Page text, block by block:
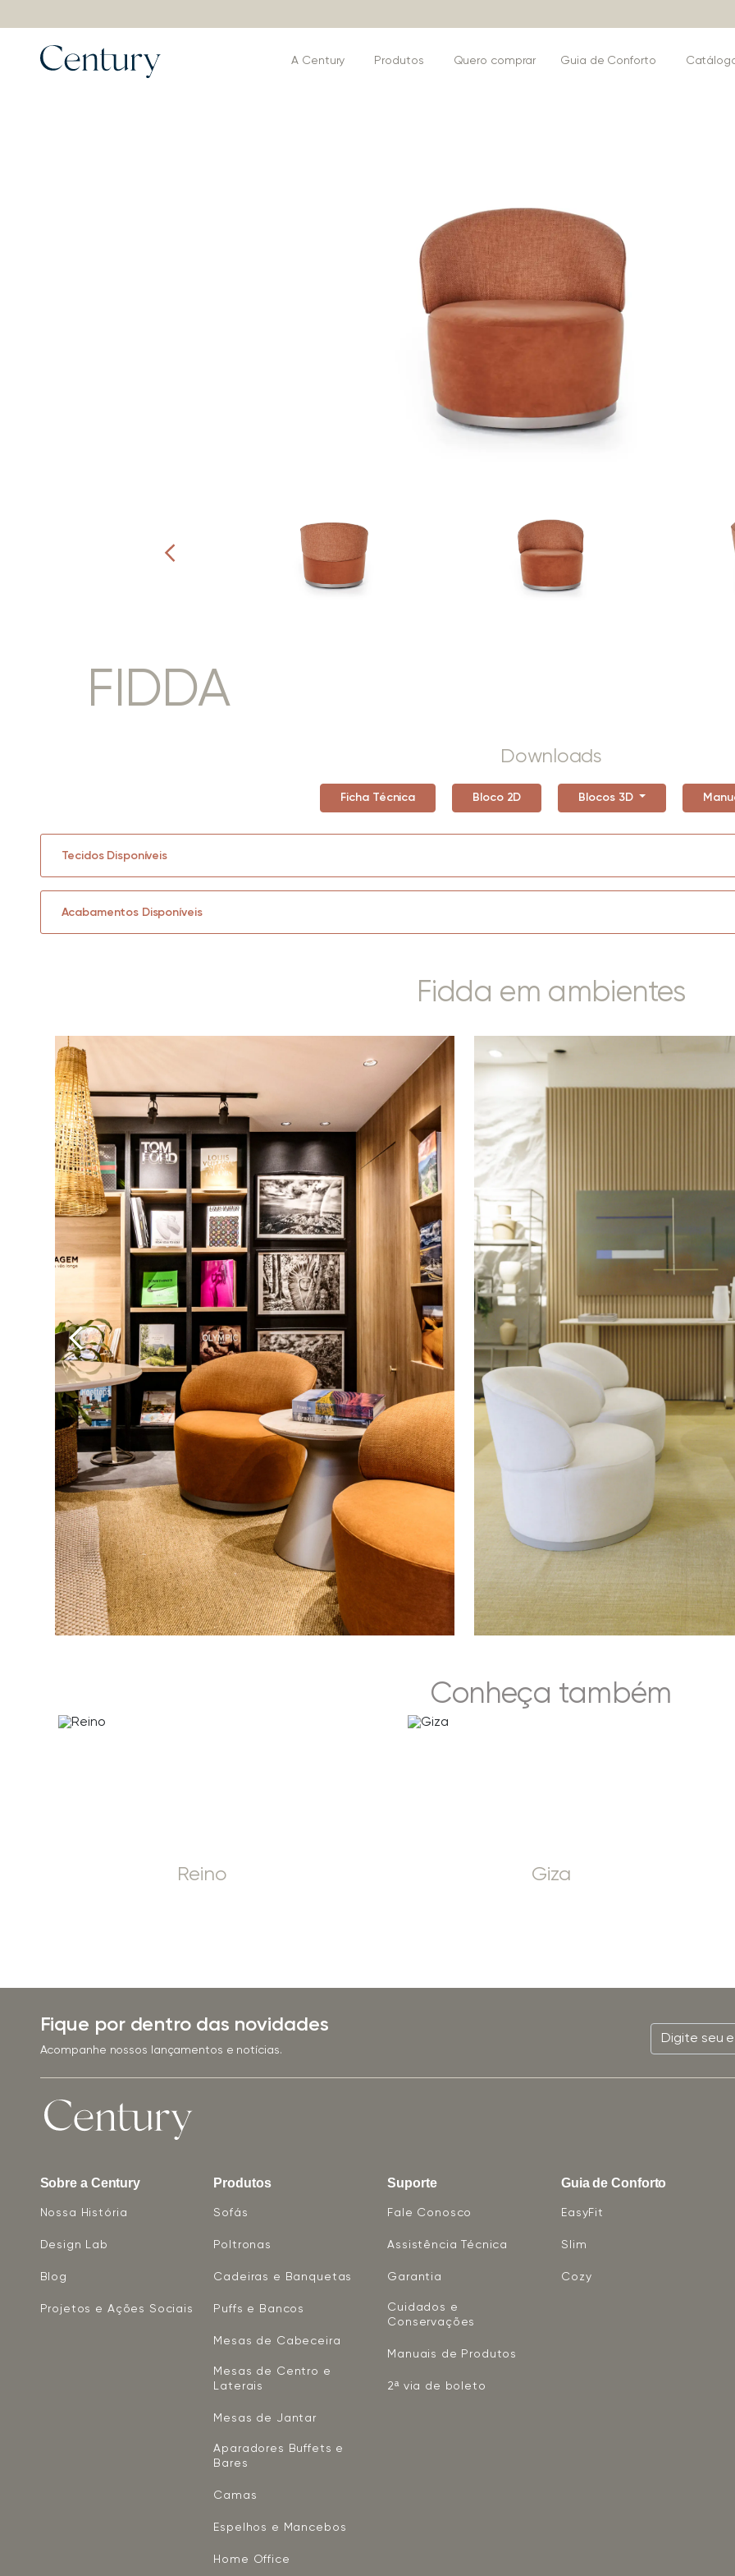
A Century Produtos Quero comprar Guia de Conforto
FIDDA
Downloads
Ficha Técnica Bloco 2D Blocos 3D
Tecidos Disponíveis
Acabamentos Disponíveis
Fidda em ambientes
Conheça também
Reino Giza
Fique por dentro das novidades
Acompanhe nossos lançamentos e notícias.
Sobre a Century
Nossa História
Design Lab
Blog
Projetos e Ações Sociais
Produtos
Sofás
Poltronas
Cadeiras e Banquetas
Puffs e Bancos
Mesas de Cabeceira
Mesas de Centro e
Laterais
Mesas de Jantar
Aparadores Buffets e
Bares
Camas
Espelhos e Mancebos
Home Office
Suporte
Fale Conosco
Assistência Técnica
Garantia
Cuidados e
Conservações
Manuais de Produtos
2ª via de boleto
Guia de Conforto
EasyFit
Slim
Cozy